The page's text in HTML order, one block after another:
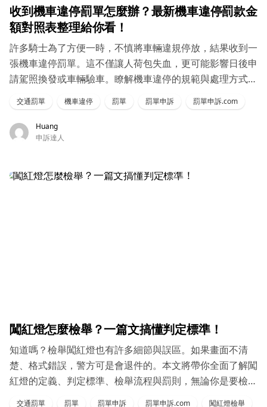
收到機車違停罰單怎麼辦？最新機車違停罰款金
額對照表整理給你看！
許多騎士為了方便一時，不慎將車輛違規停放，結果收到一
張機車違停罰單。這不僅讓人荷包失血，更可能影響日後申
請駕照換發或車輛驗車。瞭解機車違停的規範與處理方式，
交通罰單 機車違停 罰單 罰單申訴 罰單申訴.com
Huang
申訴達人
闖紅燈怎麼檢舉？一篇文搞懂判定標準！
知道嗎？檢舉闖紅燈也有許多細節與誤區。如果畫面不清
楚、格式錯誤，警方可是會退件的。本文將帶你全面了解闖
紅燈的定義、判定標準、檢舉流程與罰則，無論你是要檢舉
交通罰單 罰單 罰單申訴 罰單申訴.com 闖紅燈檢舉